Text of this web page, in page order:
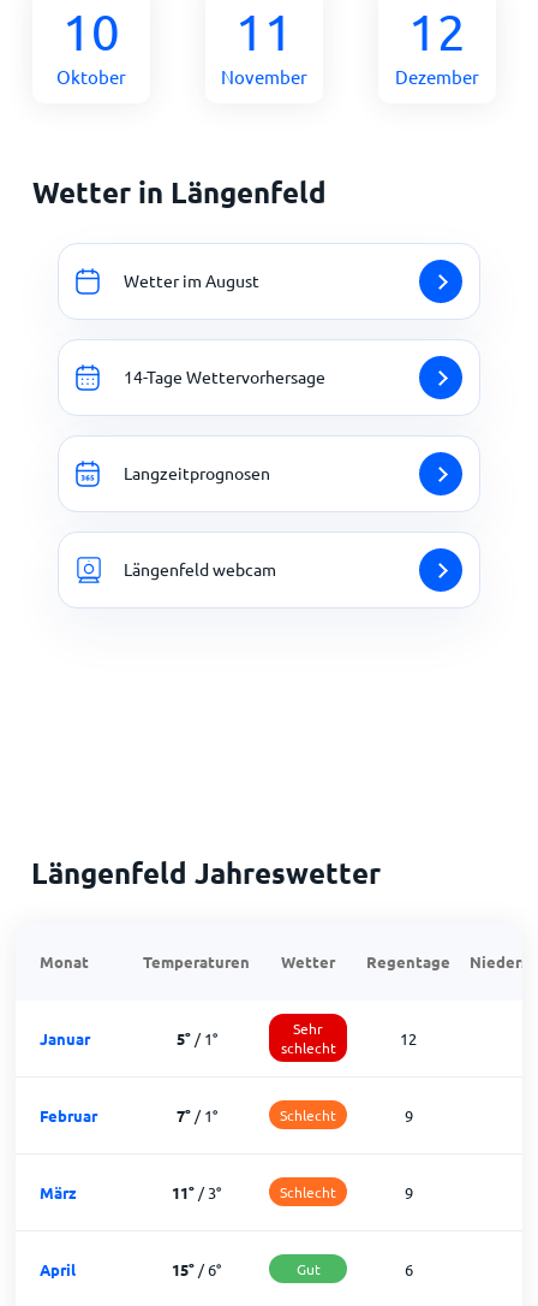
10
Oktober
11
November
12
Dezember
Wetter in Längenfeld
Wetter im August
14-Tage Wettervorhersage
Langzeitprognosen
Längenfeld webcam
Längenfeld Jahreswetter
Monat Temperaturen Wetter Regentage
Januar 5°/1°
Sehr
schlecht
12
Februar 7°/1° Schlecht 9
März 11° /3° Schlecht 9
April 15° /6° Gut 6